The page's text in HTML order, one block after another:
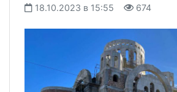
18.10.2023 в 15:55 674